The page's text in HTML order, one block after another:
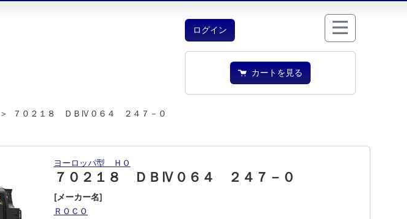
ログイン
カートを見る
＞ ７０２１８ ＤＢⅣ０６４ ２４７－０
ヨーロッパ型 ＨＯ
７０２１８ ＤＢⅣ０６４ ２４７－０
[メーカー名]
ＲＯＣＯ